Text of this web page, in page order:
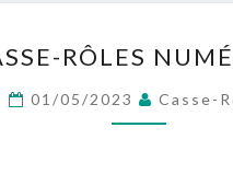
RÔLES
NUMÉRO
24
RÔLES
01/05/2023 Casse-